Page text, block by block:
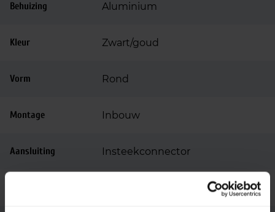
Behuizing Aluminium
Kleur Zwart/goud
Vorm Rond
Montage Inbouw
Aansluiting Insteekconnector